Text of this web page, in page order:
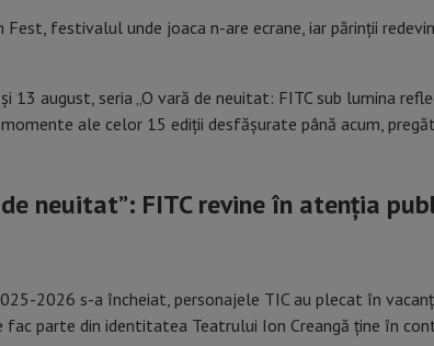
Fest, festivalul unde joaca n-are ecrane, iar părinții
13 august, seria „O vară de neuitat: FITC sub lumina
ale celor 15 ediții desfășurate până acum,
de neuitat”: FITC revine în atenția
2026 s-a încheiat, personajele TIC au plecat în
fac parte din identitatea Teatrului Ion Creangă ține în